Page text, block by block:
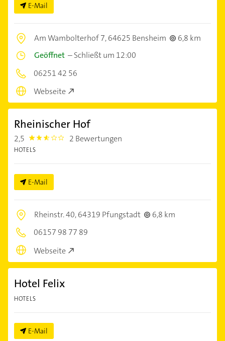
E-Mail
Am Wambolterhof 7,64625 Bensheim
6,8 km
Geöffnet –Schließt um 12:00
06251 42 56
Webseite
Rheinischer Hof
2,5 2.5 2 Bewertungen
HOTELS
E-Mail
Rheinstr. 40,64319 Pfungstadt
6,8 km
06157 98 77 89
Webseite
Hotel Felix
HOTELS
E-Mail